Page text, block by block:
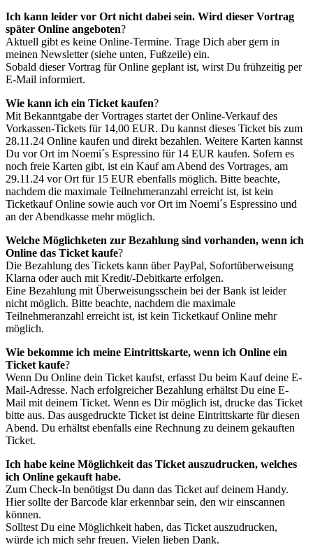
Ich kann leider vor Ort nicht dabei sein. Wird dieser Vortrag
später Online angeboten?
Aktuell gibt es keine Online-Termine. Trage Dich aber gern in
meinen Newsletter (siehe unten, Fußzeile) ein.
Sobald dieser Vortrag für Online geplant ist, wirst Du frühzeitig per
E-Mail informiert.
Wie kann ich ein Ticket kaufen?
Mit Bekanntgabe der Vortrages startet der Online-Verkauf des
Vorkassen-Tickets für 14,00 EUR. Du kannst dieses Ticket bis zum
28.11.24 Online kaufen und direkt bezahlen. Weitere Karten kannst
Du vor Ort im Noemi´s Espressino für 14 EUR kaufen. Sofern es
noch freie Karten gibt, ist ein Kauf am Abend des Vortrages, am
29.11.24 vor Ort für 15 EUR ebenfalls möglich. Bitte beachte,
nachdem die maximale Teilnehmeranzahl erreicht ist, ist kein
Ticketkauf Online sowie auch vor Ort im Noemi´s Espressino und
an der Abendkasse mehr möglich.
Welche Möglichketen zur Bezahlung sind vorhanden, wenn ich
Online das Ticket kaufe?
Die Bezahlung des Tickets kann über PayPal, Sofortüberweisung
Klarna oder auch mit Kredit/-Debitkarte erfolgen.
Eine Bezahlung mit Überweisungsschein bei der Bank ist leider
nicht möglich. Bitte beachte, nachdem die maximale
Teilnehmeranzahl erreicht ist, ist kein Ticketkauf Online mehr
möglich.
Wie bekomme ich meine Eintrittskarte, wenn ich Online ein
Ticket kaufe?
Wenn Du Online dein Ticket kaufst, erfasst Du beim Kauf deine E-
Mail-Adresse. Nach erfolgreicher Bezahlung erhältst Du eine E-
Mail mit deinem Ticket. Wenn es Dir möglich ist, drucke das Ticket
bitte aus. Das ausgedruckte Ticket ist deine Eintrittskarte für diesen
Abend. Du erhältst ebenfalls eine Rechnung zu deinem gekauften
Ticket.
Ich habe keine Möglichkeit das Ticket auszudrucken, welches
ich Online gekauft habe.
Zum Check-In benötigst Du dann das Ticket auf deinem Handy.
Hier sollte der Barcode klar erkennbar sein, den wir einscannen
können.
Solltest Du eine Möglichkeit haben, das Ticket auszudrucken,
würde ich mich sehr freuen. Vielen lieben Dank.